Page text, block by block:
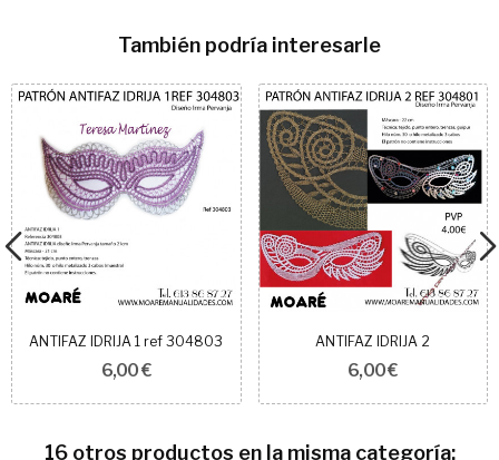
También podría interesarle
ANTIFAZ IDRIJA 1 ref 304803
6,00 €
ANTIFAZ IDRIJA 2
6,00 €
16 otros productos en la misma categoría: